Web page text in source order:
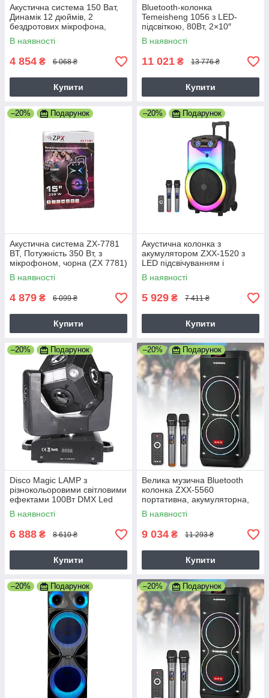
Акустична система 150 Ват,
Динамік 12 дюймів, 2
бездротових мікрофона,
Караоке, Мікшер, USB Чорна
В наявності
4 854 ₴ 6 068 ₴
Купити
Bluetooth-колонка
Temeisheng 1056 з LED-
підсвіткою, 80Вт, 2×10″
динаміками, караоке-
функцією, 2 мікрофони та
пультом ДУ
В наявності
11 021 ₴ 13 776 ₴
Купити
–20% Подарунок
Акустична система ZX-7781
BT, Потужність 350 Вт, з
мікрофоном, чорна (ZX 7781)
В наявності
4 879 ₴ 6 099 ₴
Купити
–20% Подарунок
Акустична колонка з
акумулятором ZXX-1520 з
LED підсвічуванням і
bluetooth, 2 радіомікрофони
для караоке, Потужність 300
Вт, чорна
В наявності
5 929 ₴ 7 411 ₴
Купити
–20% Подарунок
Disco Magic LAMP з
різнокольоровими світловими
ефектами 100Вт DMX Led
head 0311
В наявності
6 888 ₴ 8 610 ₴
Купити
–20% Подарунок
Велика музична Bluetooth
колонка ZXX-5560
портативна, акумуляторна,
Потужність 400 Вт, 2
мікрофони, пульт, чорна
В наявності
9 034 ₴ 11 293 ₴
Купити
–20% Подарунок –20% Подарунок